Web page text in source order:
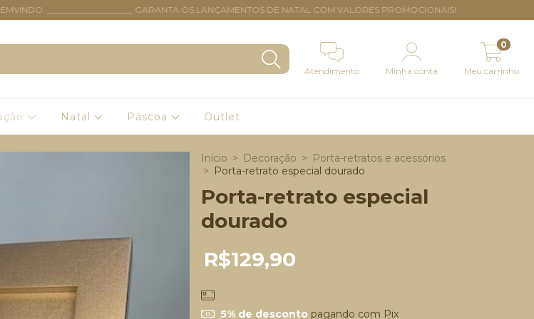
GARANTA OS LANÇAMENTOS DE NATAL COM VALORES PROMOCIONAIS!
Atendimento Minha conta Meu carrinho
0
Natal Páscoa Outlet
Início > Decoração > Porta-retratos e acessórios
> Porta-retrato especial dourado
Porta-retrato especial
dourado
R$129,90
5% de desconto pagando com Pix